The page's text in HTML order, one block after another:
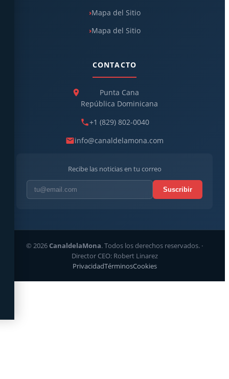
Mapa del Sitio
Mapa del Sitio
CONTACTO
Punta Cana
República Dominicana
+1 (829) 802-0040
info@canaldelamona.com
Recibe las noticias en tu correo
Suscribir
© 2026CanaldelaMona. Todos los derechos reservados. ·
Director CEO: Robert Linarez
PrivacidadTérminosCookies